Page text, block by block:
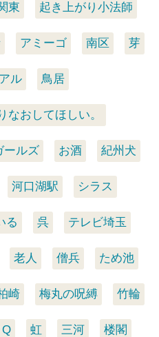
東 起き上がり小法師
アミーゴ 南区 芽
ル 鳥居
なおしてほしい。
ールズ お酒 紀州犬
河口湖駅 シラス
る 呉 テレビ埼玉
老人 僧兵 ため池
崎 梅丸の呪縛 竹輪
虹 三河 楼閣